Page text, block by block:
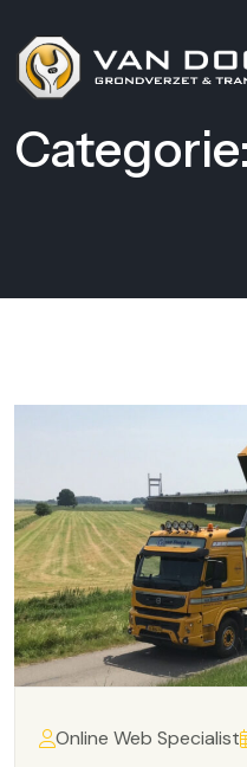
Categorie:
Online Web Specialist